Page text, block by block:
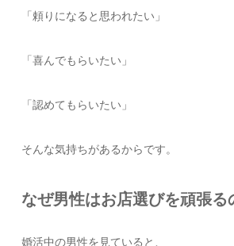
「頼りになると思われたい」
「喜んでもらいたい」
「認めてもらいたい」
そんな気持ちがあるからです。
なぜ男性はお店選びを頑張る
婚活中の男性を見ていると、